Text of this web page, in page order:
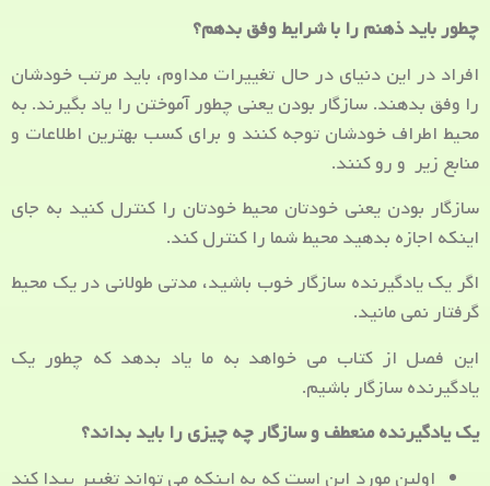
چطور باید ذهنم را با شرایط وفق بدهم؟
افراد در این دنیای در حال تغییرات مداوم، باید مرتب خودشان
را وفق بدهند. سازگار بودن یعنی چطور آموختن را یاد بگیرند. به
محیط اطراف خودشان توجه کنند و برای کسب بهترین اطلاعات و
منابع زیر و رو کنند.
سازگار بودن یعنی خودتان محیط خودتان را کنترل کنید به جای
اینکه اجازه بدهید محیط شما را کنترل کند.
اگر یک یادگیرنده سازگار خوب باشید، مدتی طولانی در یک محیط
گرفتار نمی مانید.
این فصل از کتاب می خواهد به ما یاد بدهد که چطور یک
یادگیرنده سازگار باشیم.
یک یادگیرنده منعطف و سازگار چه چیزی را باید بداند؟
اولین مورد این است که به اینکه می تواند تغییر پیدا کند